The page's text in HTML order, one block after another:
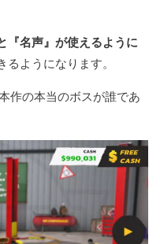
『名声』が使えるように
るようになります。
作の本当のボスが誰であ